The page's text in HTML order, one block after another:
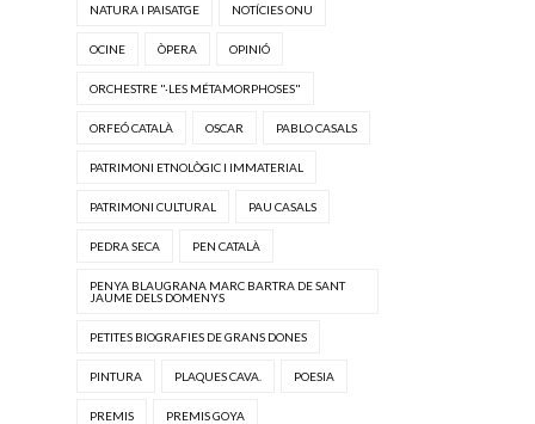
NATURA I PAISATGE NOTÍCIES ONU
OCINE ÒPERA OPINIÓ
ORCHESTRE "·LES MÉTAMORPHOSES"
ORFEÓ CATALÀ OSCAR PABLO CASALS
PATRIMONI ETNOLÒGIC I IMMATERIAL
PATRIMONI CULTURAL PAU CASALS
PEDRA SECA PEN CATALÀ
PENYA BLAUGRANA MARC BARTRA DE SANT
JAUME DELS DOMENYS
PETITES BIOGRAFIES DE GRANS DONES
PINTURA PLAQUES CAVA. POESIA
PREMIS PREMIS GOYA